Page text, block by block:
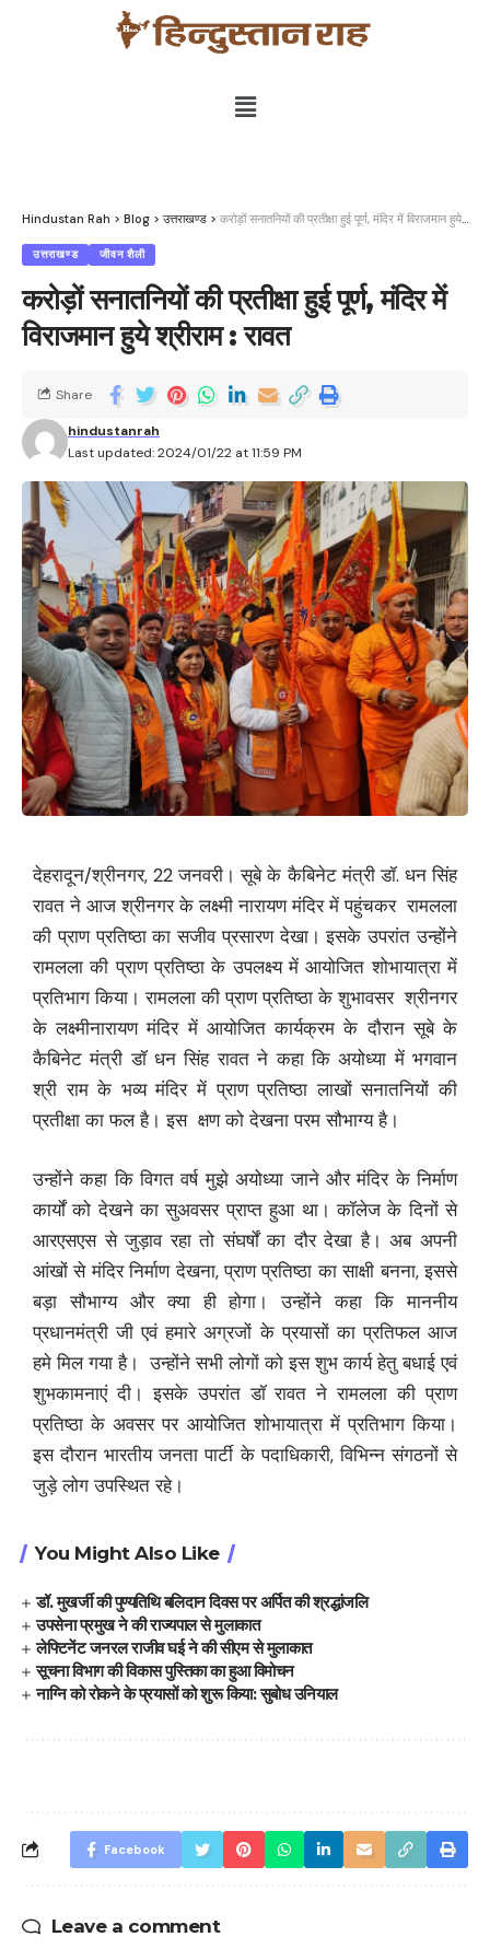
Hindustan Rah > Blog > उत्तराखण्ड > करोड़ों सनातनियों की प्रतीक्षा हुई पूर्ण, मंदिर में विराजमान हुये श्रीराम : रावत
उत्तराखण्ड जीवन शैली
करोड़ों सनातनियों की प्रतीक्षा हुई पूर्ण, मंदिर में
विराजमान हुये श्रीराम : रावत
Last updated: 2024/01/22 at 11:59 PM
hindustanrah
Share
देहरादून/श्रीनगर, 22 जनवरी। सूबे के कैबिनेट मंत्री डॉ. धन सिंह
रावत ने आज श्रीनगर के लक्ष्मी नारायण मंदिर में पहुंचकर रामलला
की प्राण प्रतिष्ठा का सजीव प्रसारण देखा। इसके उपरांत उन्होंने
रामलला की प्राण प्रतिष्ठा के उपलक्ष्य में आयोजित शोभायात्रा में
प्रतिभाग किया। रामलला की प्राण प्रतिष्ठा के शुभावसर श्रीनगर
के लक्ष्मीनारायण मंदिर में आयोजित कार्यक्रम के दौरान सूबे के
कैबिनेट मंत्री डॉ धन सिंह रावत ने कहा कि अयोध्या में भगवान
श्री राम के भव्य मंदिर में प्राण प्रतिष्ठा लाखों सनातनियों की
प्रतीक्षा का फल है। इस क्षण को देखना परम सौभाग्य है।
उन्होंने कहा कि विगत वर्ष मुझे अयोध्या जाने और मंदिर के निर्माण
कार्यों को देखने का सुअवसर प्राप्त हुआ था। कॉलेज के दिनों से
आरएसएस से जुड़ाव रहा तो संघर्षों का दौर देखा है। अब अपनी
आंखों से मंदिर निर्माण देखना, प्राण प्रतिष्ठा का साक्षी बनना, इससे
बड़ा सौभाग्य और क्या ही होगा। उन्होंने कहा कि माननीय
प्रधानमंत्री जी एवं हमारे अग्रजों के प्रयासों का प्रतिफल आज
हमे मिल गया है। उन्होंने सभी लोगों को इस शुभ कार्य हेतु बधाई एवं
शुभकामनाएं दी। इसके उपरांत डॉ रावत ने रामलला की प्राण
प्रतिष्ठा के अवसर पर आयोजित शोभायात्रा में प्रतिभाग किया।
इस दौरान भारतीय जनता पार्टी के पदाधिकारी, विभिन्न संगठनों से
जुड़े लोग उपस्थित रहे।
You Might Also Like
डॉ. मुखर्जी की पुण्यतिथि बलिदान दिवस पर अर्पित की श्रद्धांजलि
उपसेना प्रमुख ने की राज्यपाल से मुलाकात
लेफ्टिनेंट जनरल राजीव घई ने की सीएम से मुलाकात
सूचना विभाग की विकास पुस्तिका का हुआ विमोचन
नाग्नि को रोकने के प्रयासों को शुरू किया: सुबोध उनियाल
Facebook
Leave a comment